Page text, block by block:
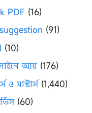
PDF (16)
(91)
(10)
আয় (176)
ও মাস্টার্স(1,440)
(60)